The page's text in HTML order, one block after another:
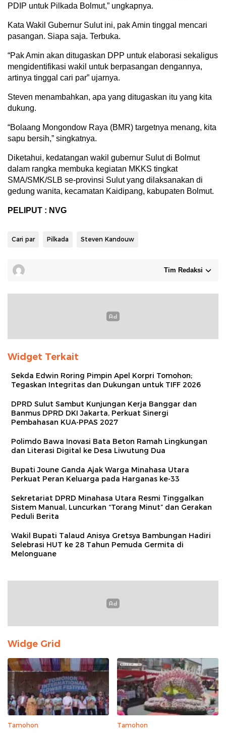
PDIP untuk Pilkada Bolmut,” ungkapnya.
Kata Wakil Gubernur Sulut ini, pak Amin tinggal mencari
pasangan. Siapa saja. Terbuka.
“Pak Amin akan ditugaskan DPP untuk elaborasi sekaligus
mengidentifikasi wakil untuk berpasangan dengannya,
artinya tinggal cari par” ujarnya.
Steven menambahkan, apa yang ditugaskan itu yang kita
dukung.
“Bolaang Mongondow Raya (BMR) targetnya menang, kita
sapu bersih,” singkatnya.
Diketahui, kedatangan wakil gubernur Sulut di Bolmut
dalam rangka membuka kegiatan MKKS tingkat
SMA/SMK/SLB se-provinsi Sulut yang dilaksanakan di
gedung wanita, kecamatan Kaidipang, kabupaten Bolmut.
PELIPUT : NVG
Cari par Pilkada Steven Kandouw
Tim Redaksi
Widget Terkait
Sekda Edwin Roring Pimpin Apel Korpri Tomohon;
Tegaskan Integritas dan Dukungan untuk TIFF 2026
DPRD Sulut Sambut Kunjungan Kerja Banggar dan
Banmus DPRD DKI Jakarta, Perkuat Sinergi
Pembahasan KUA-PPAS 2027
Polimdo Bawa Inovasi Bata Beton Ramah Lingkungan
dan Literasi Digital ke Desa Liwutung Dua
Bupati Joune Ganda Ajak Warga Minahasa Utara
Perkuat Peran Keluarga pada Harganas ke-33
Sekretariat DPRD Minahasa Utara Resmi Tinggalkan
Sistem Manual, Luncurkan “Torang Minut” dan Gerakan
Peduli Berita
Wakil Bupati Talaud Anisya Gretsya Bambungan Hadiri
Selebrasi HUT ke 28 Tahun Pemuda Germita di
Melonguane
Widge Grid
Tamohon Tamohon